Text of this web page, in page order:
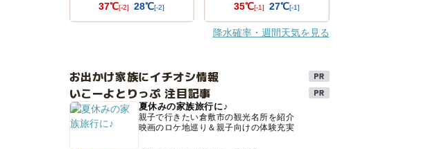
37℃[-2] 28℃[-2]
35℃[-1] 27℃[-1]
降水確率・週間天気を見る
お出かけ家族にイチオシ情報
いこーよとりっぷ 注目記事
夏休みの家族旅行に♪
親子で行きたい倉敷市の観光名所を紹介
映画のロケ地巡り＆親子向けの体験充実